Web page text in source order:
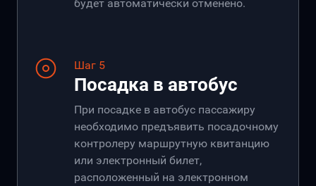
будет автоматически отменено.
Шаг 5
Посадка в автобус
При посадке в автобус пассажиру
необходимо предъявить посадочному
контролеру маршрутную квитанцию
или электронный билет,
расположенный на электронном